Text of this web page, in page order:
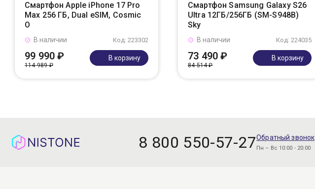
Смартфон Apple iPhone 17 Pro
Max 256 ГБ, Dual eSIM, Cosmic
O
Код: 223302
В наличии
99 990 ₽
114 989 ₽
В корзину
Смартфон Samsung Galaxy S26
Ultra 12ГБ/256ГБ (SM-S948B)
Sky
Код: 224035
В наличии
73 490 ₽
84 514 ₽
В корзину
8 800 550-57-27Обратный звонок
Пн – Вс 10:00 - 20:00